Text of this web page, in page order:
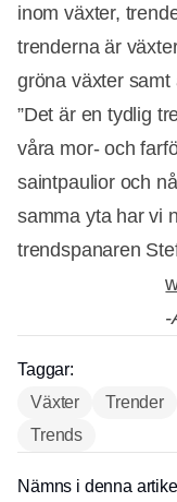
inom växter,
trenderna är
gröna växter samt
”Det är en tydlig
våra mor- och
saintpaulior och
samma yta har vi
trendspanaren
-
Taggar:
Växter
Trender
Trends
Nämns i denna